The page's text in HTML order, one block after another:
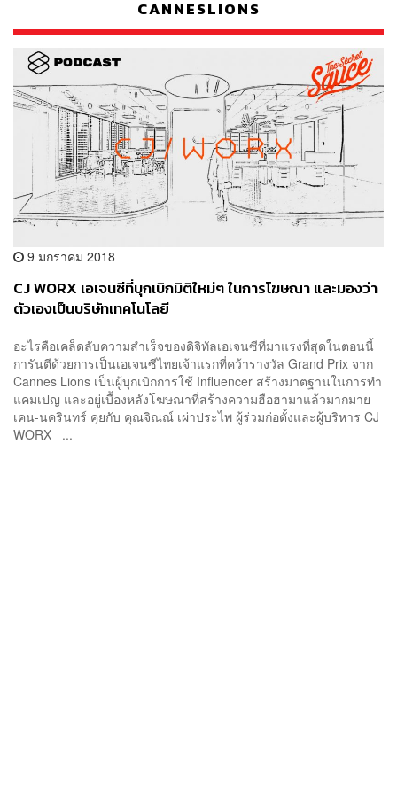
CANNESLIONS
9 มกราคม 2018
CJ WORX เอเจนซีที่บุกเบิกมิติใหม่ๆ ในการโฆษณา และมองว่า
ตัวเองเป็นบริษัทเทคโนโลยี
อะไรคือเคล็ดลับความสำเร็จของดิจิทัลเอเจนซีที่มาแรงที่สุดในตอนนี้
การันตีด้วยการเป็นเอเจนซีไทยเจ้าแรกที่คว้ารางวัล Grand Prix จาก
Cannes Lions เป็นผู้บุกเบิกการใช้ Influencer สร้างมาตฐานในการทำ
แคมเปญ และอยู่เบื้องหลังโฆษณาที่สร้างความฮือฮามาแล้วมากมาย
เคน-นครินทร์ คุยกับ คุณจิณณ์ เผ่าประไพ ผู้ร่วมก่อตั้งและผู้บริหาร CJ
WORX ...